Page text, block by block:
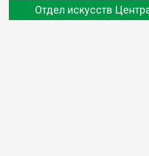
Отдел искусств